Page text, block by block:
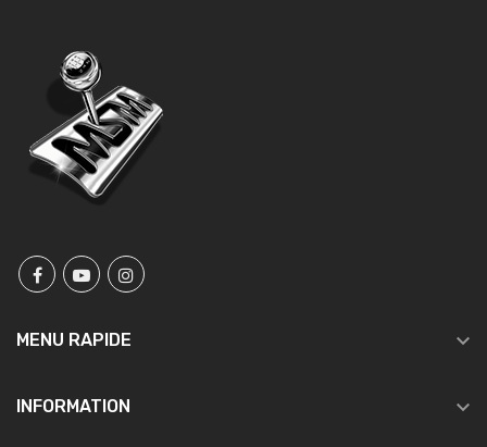
MENU RAPIDE 
INFORMATION 